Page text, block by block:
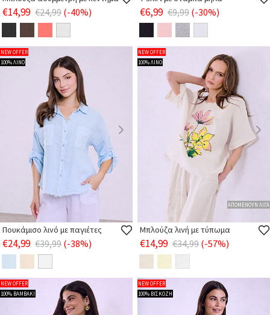
€14,99 €24,99 (-40%) €6,99 €9,99 (-30%)
NEW OFFER
100% ΛΙΝΟ
Πουκάμισο λινό με παγιέτες
€24,99 €39,99 (-38%)
NEW OFFER
100% ΛΙΝΟ
ΑΠΟΜΕΝΟΥΝ ΛΙΓΑ
Μπλούζα λινή με τύπωμα
€14,99 €34,99 (-57%)
NEW OFFER
100% ΒΑΜΒΑΚΙ
NEW OFFER
100% ΒΙΣΚΟΖΗ